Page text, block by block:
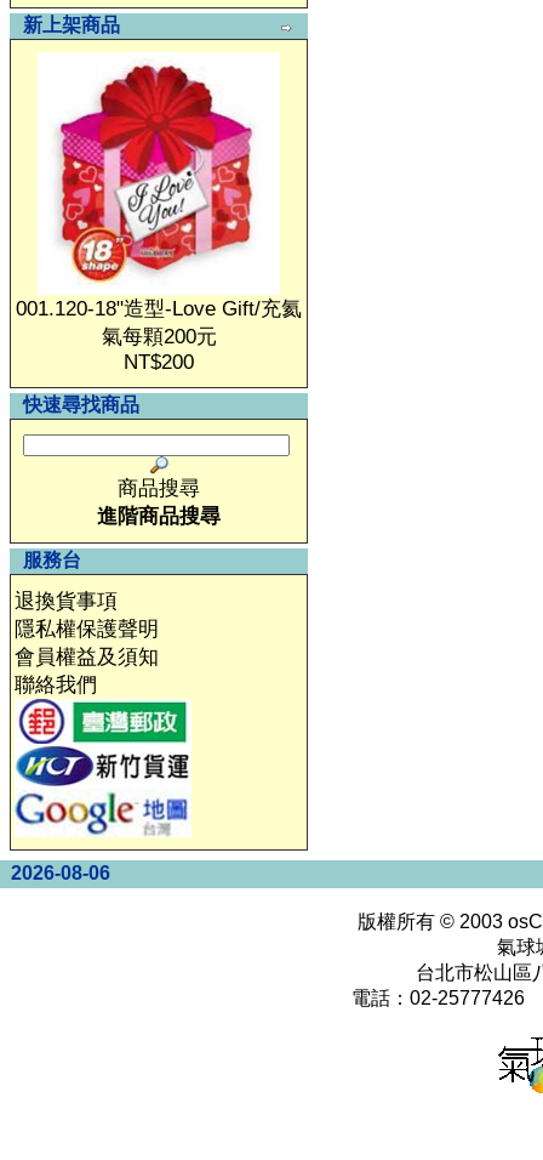
新上架商品
001.120-18"造型-Love Gift/充氦
氣每顆200元
NT$200
快速尋找商品
商品搜尋
進階商品搜尋
服務台
退換貨事項
隱私權保護聲明
會員權益及須知
聯絡我們
2026-08-06
版權所有 © 2003
氣球
台北市松山區
電話：02-25777426